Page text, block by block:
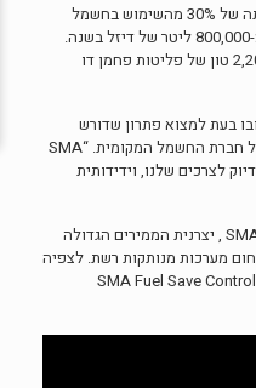
השימוש במערכת סולארית אפשר הפחתה של 30% מהשימוש בחשמל
מדלקים פוסיליים וחיסכון של למעלה מ-800,000 ליטר של דיזל בשנה.
בנוסף ישנו יתרון לסביבה שכן נחסכו 2,200 טון של פליטות פחמן דו
בעת למצוא פתרון שדורש
תחזוקה מינימלית ועצמאות” סיפר מנכ”ל חברת החשמל המקומית. “SMA
לצרכים שלנו, וידידותית
לדיקו גרין אנרג’י , גאה לייצג את חברת SMA , יצרנית הממירים הגדולה
מערכות מנותקות רשת. לצפיה